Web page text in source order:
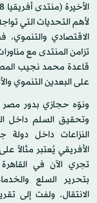
لأهم التحديات التي
الاقتصادي
تزامن المنتدى مع
قاعدة محمد نجيب
على البعدين التنموي
ونوّه حجازي بدور مصر
وتحقيق السلم داخل
النزاعات داخل دولة
الأفريقي يُعتبر مثالاً
تجري الآن في
بتحرير السلع
الانتقال. ولفت إلى